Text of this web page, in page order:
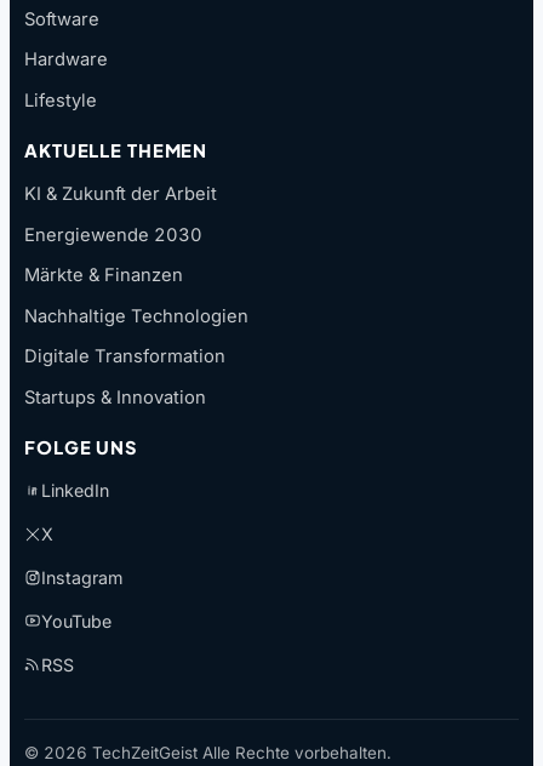
Software
Hardware
Lifestyle
AKTUELLE THEMEN
KI & Zukunft der Arbeit
Energiewende 2030
Märkte & Finanzen
Nachhaltige Technologien
Digitale Transformation
Startups & Innovation
FOLGE UNS
LinkedIn
X
Instagram
YouTube
RSS
© 2026 TechZeitGeist Alle Rechte vorbehalten.